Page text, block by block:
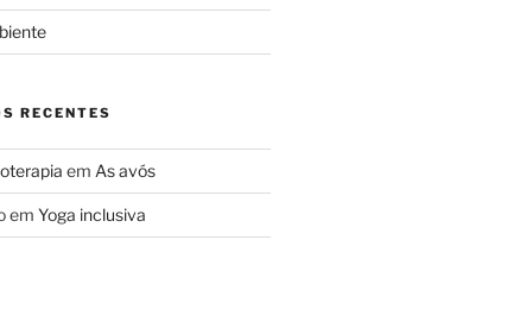
RECENTES
em As avós
em Yoga inclusiva